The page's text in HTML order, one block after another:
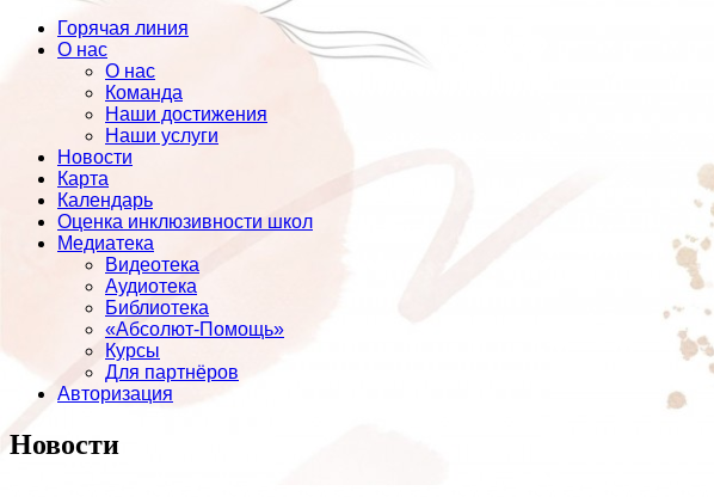
Горячая линия
О нас
О нас
Команда
Наши достижения
Наши услуги
Новости
Карта
Календарь
Оценка инклюзивности школ
Медиатека
Видеотека
Аудиотека
Библиотека
«Абсолют-Помощь»
Курсы
Для партнёров
Авторизация
Новости